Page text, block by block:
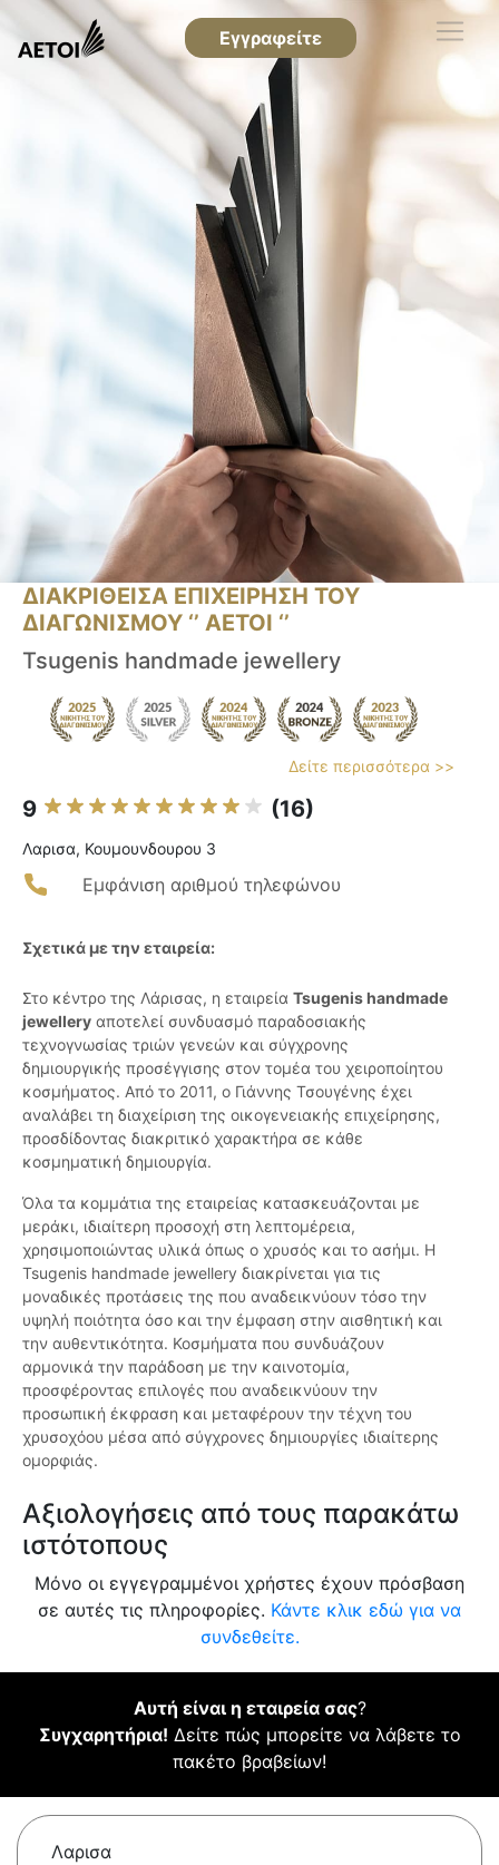
Εγγραφείτε
ΔΙΑΚΡΙΘΕΙΣΑ ΕΠΙΧΕΙΡΗΣΗ ΤΟΥ
ΔΙΑΓΩΝΙΣΜΟΥ ‘’ ΑΕΤΟΙ ‘’
Tsugenis handmade jewellery
Δείτε περισσότερα >>
9 (16)
Λαρισα, Κουμουνδουρου 3
Εμφάνιση αριθμού τηλεφώνου
Σχετικά με την εταιρεία:
Στο κέντρο της Λάρισας, η εταιρεία Tsugenis handmade
jewellery αποτελεί συνδυασμό παραδοσιακής
τεχνογνωσίας τριών γενεών και σύγχρονης
δημιουργικής προσέγγισης στον τομέα του χειροποίητου
κοσμήματος. Από το 2011, ο Γιάννης Τσουγένης έχει
αναλάβει τη διαχείριση της οικογενειακής επιχείρησης,
προσδίδοντας διακριτικό χαρακτήρα σε κάθε
κοσμηματική δημιουργία.
Όλα τα κομμάτια της εταιρείας κατασκευάζονται με
μεράκι, ιδιαίτερη προσοχή στη λεπτομέρεια,
χρησιμοποιώντας υλικά όπως ο χρυσός και το ασήμι. Η
Tsugenis handmade jewellery διακρίνεται για τις
μοναδικές προτάσεις της που αναδεικνύουν τόσο την
υψηλή ποιότητα όσο και την έμφαση στην αισθητική και
την αυθεντικότητα. Κοσμήματα που συνδυάζουν
αρμονικά την παράδοση με την καινοτομία,
προσφέροντας επιλογές που αναδεικνύουν την
προσωπική έκφραση και μεταφέρουν την τέχνη του
χρυσοχόου μέσα από σύγχρονες δημιουργίες ιδιαίτερης
ομορφιάς.
Αξιολογήσεις από τους παρακάτω
ιστότοπους
Μόνο οι εγγεγραμμένοι χρήστες έχουν πρόσβαση
σε αυτές τις πληροφορίες. Κάντε κλικ εδώ για να
συνδεθείτε.
Αυτή είναι η εταιρεία σας?
Συγχαρητήρια! Δείτε πώς μπορείτε να λάβετε το
πακέτο βραβείων!
Λαρισα